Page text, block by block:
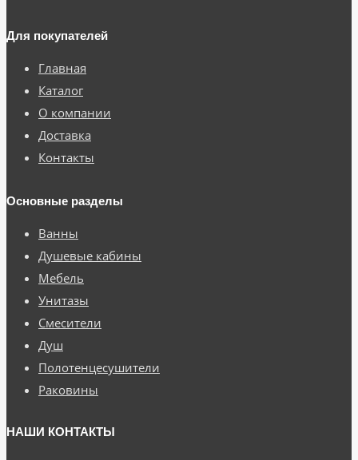
Для покупателей
Главная
Каталог
О компании
Доставка
Контакты
Основные разделы
Ванны
Душевые кабины
Мебель
Унитазы
Смесители
Душ
Полотенцесушители
Раковины
НАШИ КОНТАКТЫ